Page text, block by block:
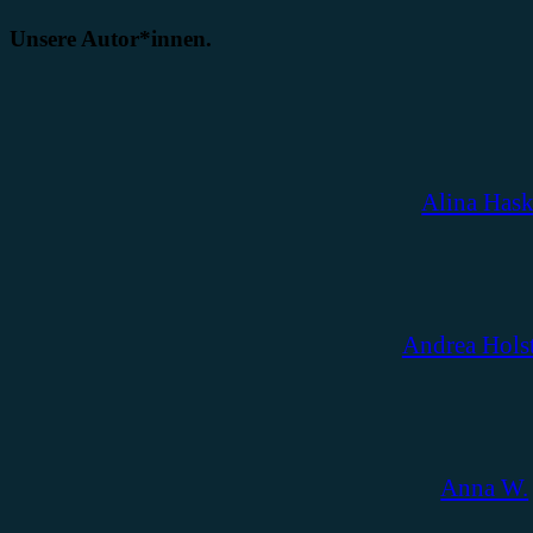
Unsere Autor*innen.
Alina
Andrea
Anna W.